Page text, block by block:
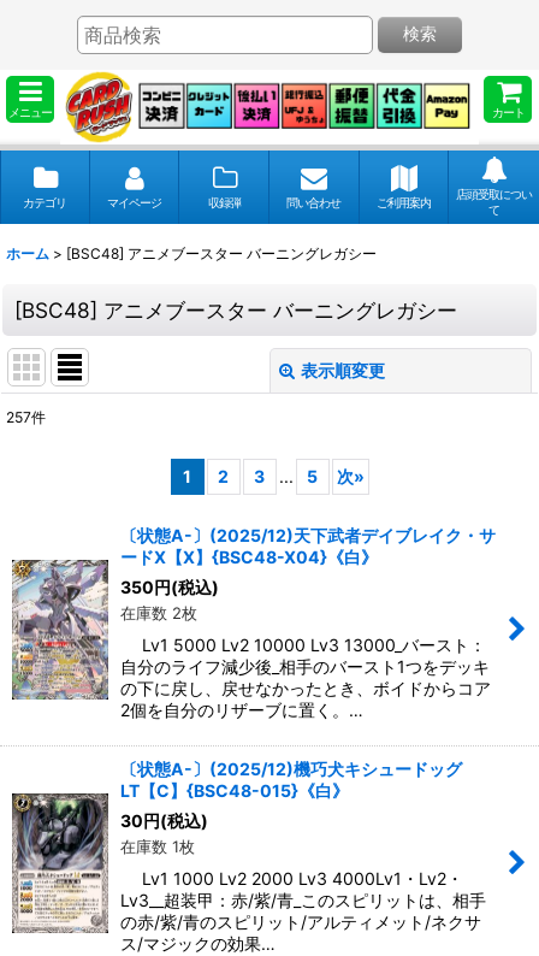
メニュー カート
検索
カテゴリ マイページ 収録弾 問い合わせ ご利用案内
店頭受取につい
て
ホーム > [BSC48] アニメブースター バーニングレガシー
[BSC48] アニメブースター バーニングレガシー
表示順変更
絞り込む
257件
1 2 3 ... 5 次»
〔状態A-〕(2025/12)天下武者デイブレイク・サ
ードX【X】{BSC48-X04}《白》
350 円(税込)
在庫数 2枚
Lv1 5000 Lv2 10000 Lv3 13000_バースト：
自分のライフ減少後_相手のバースト1つをデッキ
の下に戻し、戻せなかったとき、ボイドからコア
2個を自分のリザーブに置く。…
〔状態A-〕(2025/12)機巧犬キシュードッグ
LT【C】{BSC48-015}《白》
30 円(税込)
在庫数 1枚
Lv1 1000 Lv2 2000 Lv3 4000Lv1・Lv2・
Lv3__超装甲：赤/紫/青_このスピリットは、相手
の赤/紫/青のスピリット/アルティメット/ネクサ
ス/マジックの効果…